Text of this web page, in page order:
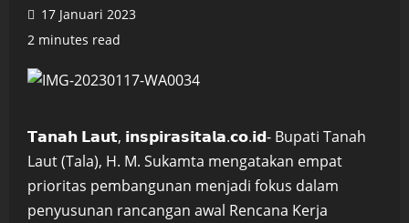
17 Januari 2023
2 minutes read
𝗧𝗮𝗻𝗮𝗵 𝗟𝗮𝘂𝘁, 𝗶𝗻𝘀𝗽𝗶𝗿𝗮𝘀𝗶𝘁𝗮𝗹𝗮.𝗰𝗼.𝗶𝗱- Bupati Tanah
Laut (Tala), H. M. Sukamta mengatakan empat
prioritas pembangunan menjadi fokus dalam
penyusunan rancangan awal Rencana Kerja